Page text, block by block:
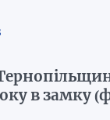
в замку